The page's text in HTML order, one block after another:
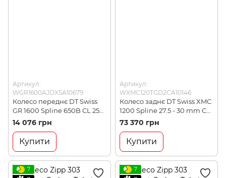
Артикул:
WGR1600AJDXSA10679
Колесо переднє DT Swiss
GR 1600 Spline 650B CL 25
12/100, Black
(WGR1600AJDXSA10679)
14 076 грн
Купити
Артикул:
WXMC120TGD2CA10146
Колесо заднє DT Swiss XMC
1200 Spline 27.5 - 30 mm CL
12/148 mm Shimano, Black
(WXMC120TGD2CA10146)
73 370 грн
Купити
7
7